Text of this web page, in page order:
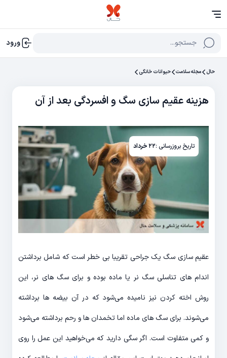
جستجو... ورود
حال مجله سلامت حیوانات خانگی
هزینه عقیم سازی سگ و افسردگی بعد از آن
تاریخ بروزرسانی :۲۲ خرداد
عقیم سازی سگ یک جراحی تقریبا بی خطر است که شامل برداشتن
اندام های تناسلی سگ نر یا ماده بوده و برای سگ های نر، این
روش اخته کردن نیز نامیده می‌شود که در آن بیضه ها برداشته
می‌شوند. برای سگ های ماده اما تخمدان ها و رحم برداشته می‌شود
و کمی متفاوت است. اگر سگی دارید که می‌خواهید این عمل را روی